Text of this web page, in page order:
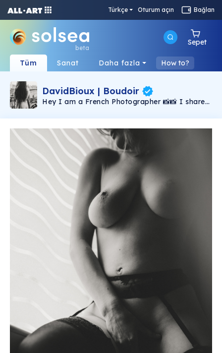
Türkçe Oturum açın Bağlan
beta
Sepet
Tüm Sanat Daha fazla How to?
DavidBioux | Boudoir
Hey I am a French Photographer 📸📸 I share